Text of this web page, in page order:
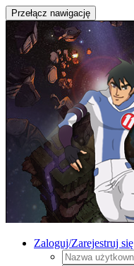
Przełącz nawigację
Zaloguj/Zarejestruj się